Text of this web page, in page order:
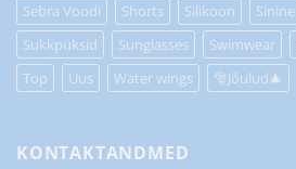
Sebra Voodi
Shorts Silikoon Sinine
Sukkpüksid
Sunglasses Swimwear
Top
Uus Water wings 🎅Jõulud🎄
KONTAKTANDMED